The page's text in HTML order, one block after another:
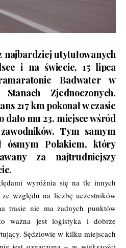
najbardziej utytułowanych
i na świecie, 15 lipca
Badwater w
Zjednoczonych.
217 km pokonał w czasie
dało mu 23. miejsce wśród
Tym samym
ósmym Polakiem, który
za najtrudniejszy
wyróżnia się na tle innych
ze względu na liczbę uczestników
trasie nie ma żadnych punktów
ważna jest logistyka i dobrze
Sędziowie w kilku miejscach